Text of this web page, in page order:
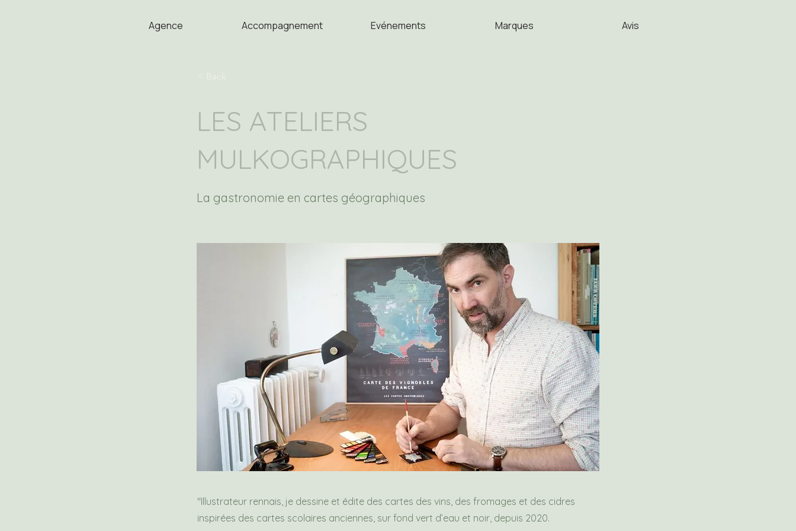
Agence Accompagnement Evénements Marques Avis
< Back
LES ATELIERS
MULKOGRAPHIQUES
La gastronomie en cartes géographiques
"Illustrateur rennais, je dessine et édite des cartes des vins, des fromages et des cidres
inspirées des cartes scolaires anciennes, sur fond vert d’eau et noir, depuis 2020.